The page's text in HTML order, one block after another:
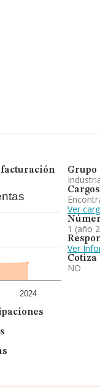
facturación
2024
Grupo
Cargos
Ver
1 (año
Ver
Cotiza
NO